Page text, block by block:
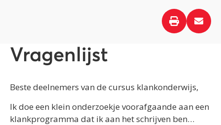
Vragenlijst
Beste deelnemers van de cursus klankonderwijs,
Ik doe een klein onderzoekje voorafgaande aan een
klankprogramma dat ik aan het schrijven ben…